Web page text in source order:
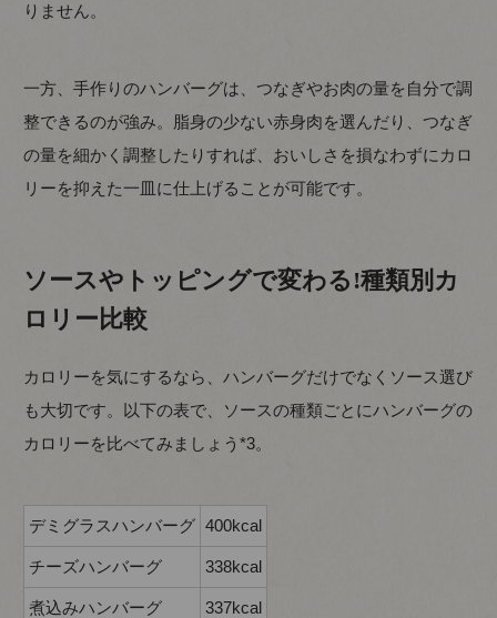
りません。
一方、手作りのハンバーグは、つなぎやお肉の量を自分で調
整できるのが強み。脂身の少ない赤身肉を選んだり、つなぎ
の量を細かく調整したりすれば、おいしさを損なわずにカロ
リーを抑えた一皿に仕上げることが可能です。
ソースやトッピングで変わる!種類別カ
ロリー比較
カロリーを気にするなら、ハンバーグだけでなくソース選び
も大切です。以下の表で、ソースの種類ごとにハンバーグの
カロリーを比べてみましょう*3。
デミグラスハンバーグ 400kcal
チーズハンバーグ 338kcal
煮込みハンバーグ 337kcal